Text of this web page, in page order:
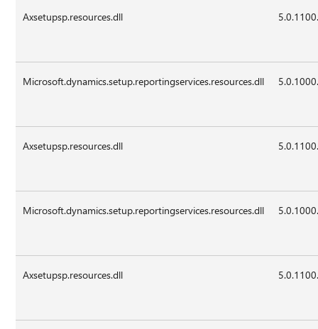
Axsetupsp.resources.dll
Microsoft.dynamics.setup.reportingservices.resources.dll
Axsetupsp.resources.dll
Microsoft.dynamics.setup.reportingservices.resources.dll
Axsetupsp.resources.dll